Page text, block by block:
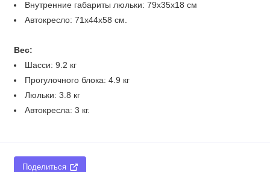
Внутренние габариты люльки: 79х35x18 см
Автокресло: 71х44х58 см.
Вес:
Шасси: 9.2 кг
Прогулочного блока: 4.9 кг
Люльки: 3.8 кг
Автокресла: 3 кг.
Поделиться